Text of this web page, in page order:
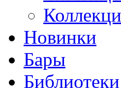
Новинки
Бары
Библиотеки